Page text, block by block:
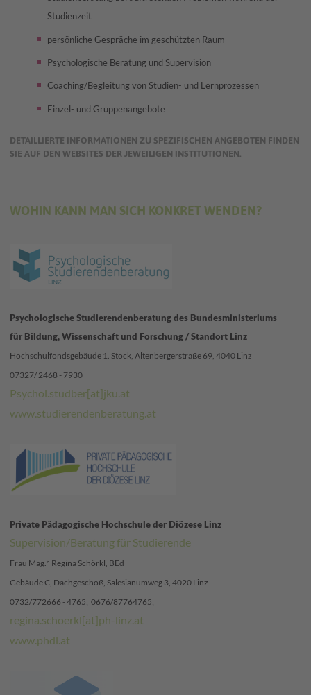
Studienzeit
persönliche Gespräche im geschützten Raum
Psychologische Beratung und Supervision
Coaching/Begleitung von Studien- und Lernprozessen
Einzel- und Gruppenangebote
DETAILLIERTE INFORMATIONEN ZU SPEZIFISCHEN ANGEBOTEN FINDEN
SIE AUF DEN WEBSITES DER JEWEILIGEN INSTITUTIONEN.
WOHIN KANN MAN SICH KONKRET WENDEN?
Psychologische Studierendenberatung des Bundesministeriums
für Bildung, Wissenschaft und Forschung / Standort Linz
Hochschulfondsgebäude 1. Stock, Altenbergerstraße 69, 4040 Linz
07327/ 2468 - 7930
Psychol.studber[at]jku.at
www.studierendenberatung.at
Private Pädagogische Hochschule der Diözese Linz
Supervision/Beratung für Studierende
Frau Mag.a Regina Schörkl, BEd
Gebäude C, Dachgeschoß, Salesianumweg 3, 4020 Linz
0732/772666 - 4765; 0676/87764765;
regina.schoerkl[at]ph-linz.at
www.phdl.at